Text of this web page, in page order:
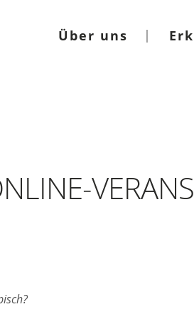
Über uns